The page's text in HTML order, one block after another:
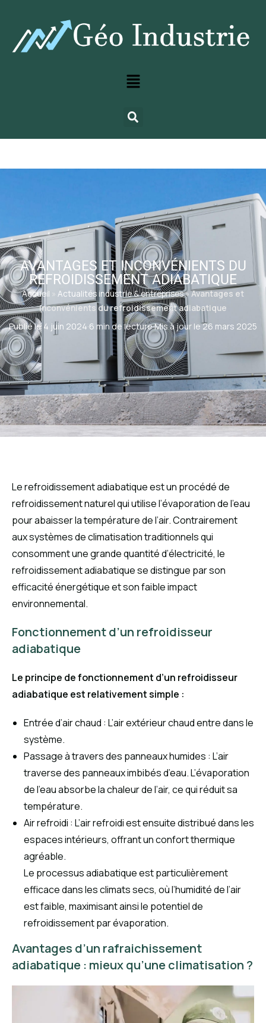
AVANTAGES ET INCONVÉNIENTS DU
REFROIDISSEMENT ADIABATIQUE
Accueil » Actualités industrie & entreprises»Avantages et
inconvénients du refroidissement adiabatique
Publié le 4 juin 2024·6 min de lecture·Mis à jour le 26 mars 2025
Le refroidissement adiabatique est un procédé de
refroidissement naturel qui utilise l’évaporation de l’eau
pour abaisser la température de l’air. Contrairement
aux systèmes de climatisation traditionnels qui
consomment une grande quantité d’électricité, le
refroidissement adiabatique se distingue par son
efficacité énergétique et son faible impact
environnemental.
Fonctionnement d’un refroidisseur
adiabatique
Le principe de fonctionnement d’un refroidisseur
adiabatique est relativement simple :
Entrée d’air chaud : L’air extérieur chaud entre dans le
système.
Passage à travers des panneaux humides : L’air
traverse des panneaux imbibés d’eau. L’évaporation
de l’eau absorbe la chaleur de l’air, ce qui réduit sa
température.
Air refroidi : L’air refroidi est ensuite distribué dans les
espaces intérieurs, offrant un confort thermique
agréable.
Le processus adiabatique est particulièrement
efficace dans les climats secs, où l’humidité de l’air
est faible, maximisant ainsi le potentiel de
refroidissement par évaporation.
Avantages d’un rafraichissement
adiabatique : mieux qu’une climatisation ?